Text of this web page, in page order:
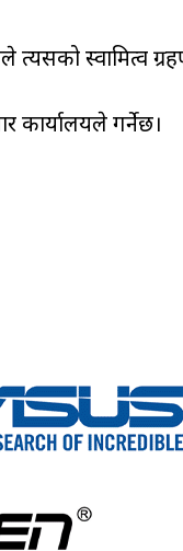
त्यसको स्वामित्व
कार्यालयले गर्नेछ।